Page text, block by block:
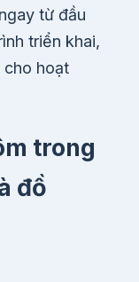
từ đầu
triển khai,
cho hoạt
trong
đồ